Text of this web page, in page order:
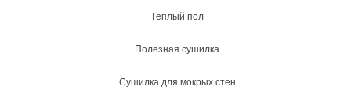
Тёплый пол
Полезная сушилка
Сушилка для мокрых стен